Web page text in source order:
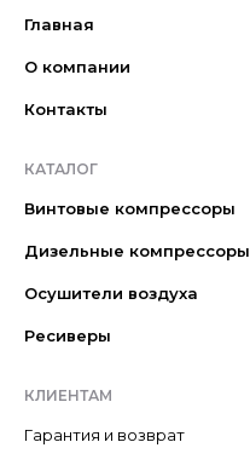
Главная
О компании
Контакты
КАТАЛОГ
Винтовые компрессоры
Дизельные компрессоры
Осушители воздуха
Ресиверы
КЛИЕНТАМ
Гарантия и возврат